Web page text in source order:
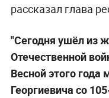
рассказал глава
"Сегодня ушёл из
Отечественной
Весной этого
Георгиевича со